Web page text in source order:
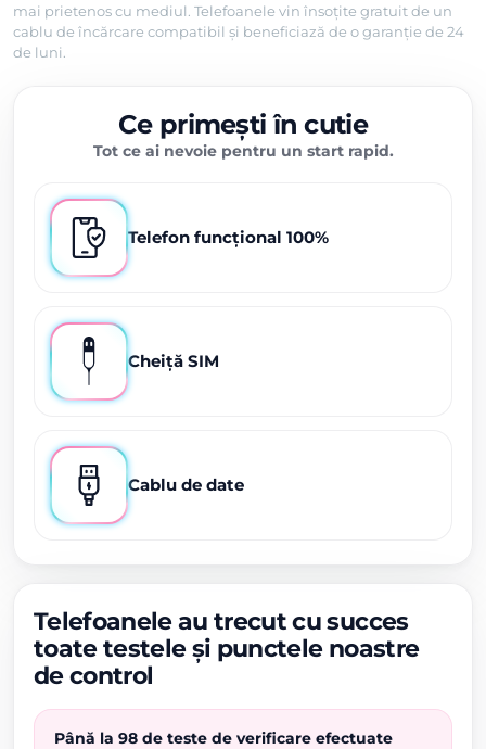
mai prietenos cu mediul. Telefoanele vin însoțite gratuit de un
cablu de încărcare compatibil și beneficiază de o garanție de 24
de luni.
Ce primești în cutie
Tot ce ai nevoie pentru un start rapid.
Telefon funcțional 100%
Cheiță SIM
Cablu de date
Telefoanele au trecut cu succes
toate testele și punctele noastre
de control
Până la 98 de teste de verificare efectuate